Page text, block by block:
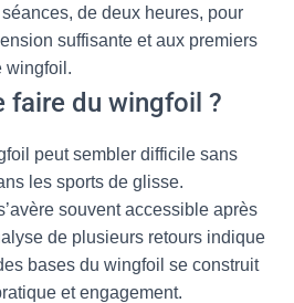
de deux heures, pour
suffisante et aux premiers
wingfoil.
faire du wingfoil ?
peut sembler difficile sans
les sports de glisse.
souvent accessible après
de plusieurs retours indique
bases du wingfoil se construit
et engagement.